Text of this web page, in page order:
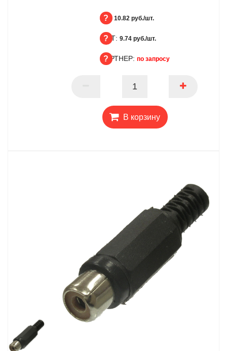
БЦ: 10.82 руб./шт.
ОПТ: 9.74 руб./шт.
ПАРТНЕР: по запросу
В корзину